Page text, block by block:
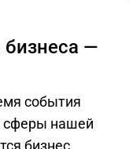
—
события
сферы нашей
бизнес,